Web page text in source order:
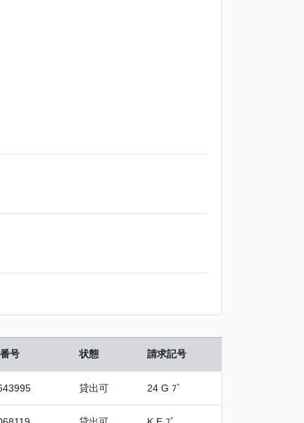
号 状態 請求記号
貸出可 24 G ﾌﾞ